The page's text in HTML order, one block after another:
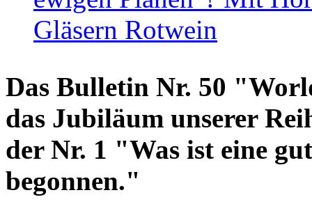
Gläsern Rotwein
Das Bulletin Nr. 50
das Jubiläum unserer
der Nr. 1 "Was ist eine
begonnen."